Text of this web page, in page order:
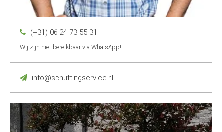
(+31) 06 24 73 55 31
Wij zijn niet bereikbaar via WhatsApp!
info@schuttingservice.nl